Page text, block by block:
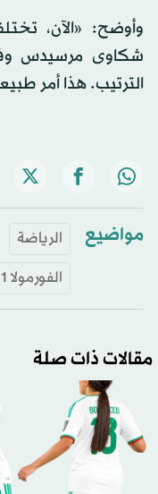
وأوضح: «الآن،
شكاوى مرسيدس
الترتيب. هذا أمر
مواضيع الرياضة
الفورمولا 1
مقالات ذات صلة